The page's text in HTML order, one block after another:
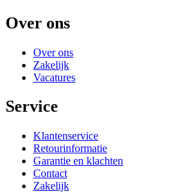
Over ons
Over ons
Zakelijk
Vacatures
Service
Klantenservice
Retourinformatie
Garantie en klachten
Contact
Zakelijk